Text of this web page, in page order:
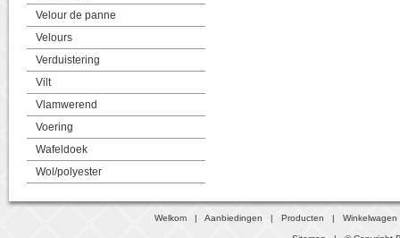
Velour de panne
Velours
Verduistering
Vilt
Vlamwerend
Voering
Wafeldoek
Wol/polyester
Welkom |Aanbiedingen |Producten |Winkelwagen